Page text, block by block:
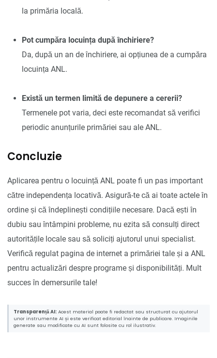
la primăria locală.
Pot cumpăra locuința după închiriere?
Da, după un an de închiriere, ai opțiunea de a cumpăra
locuința ANL.
Există un termen limită de depunere a cererii?
Termenele pot varia, deci este recomandat să verifici
periodic anunțurile primăriei sau ale ANL.
Concluzie
Aplicarea pentru o locuință ANL poate fi un pas important
către independența locativă. Asigură-te că ai toate actele în
ordine și că îndeplinești condițiile necesare. Dacă ești în
dubiu sau întâmpini probleme, nu ezita să consulți direct
autoritățile locale sau să soliciți ajutorul unui specialist.
Verifică regulat pagina de internet a primăriei tale și a ANL
pentru actualizări despre programe și disponibilități. Mult
succes în demersurile tale!
Transparență AI: Acest material poate fi redactat sau structurat cu ajutorul
unor instrumente AI și este verificat editorial înainte de publicare. Imaginile
generate sau modificate cu AI sunt folosite cu rol ilustrativ.